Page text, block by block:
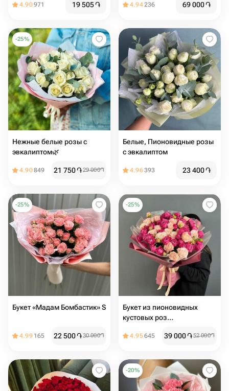
4.90971 19 505֏ 4.94236 69 000֏
-25%
Нежные белые розы с
эвкалиптом🌿
4.90849 21 750֏29 000֏
Белые, Пионовидные розы
с эвкалиптом
4.96393 23 400֏
-25%
Букет «Мадам Бомбастик» S
4.99 165 22 500֏30 000֏
-25%
Букет из пионовидных
кустовых роз
4.95645 39 000֏52 000֏
-20%